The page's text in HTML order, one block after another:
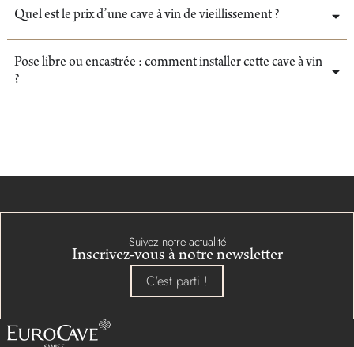
Quel est le prix d’une cave à vin de vieillissement ?
Pose libre ou encastrée : comment installer cette cave à vin
?
Suivez notre actualité
Inscrivez-vous à notre newsletter
C'est parti !